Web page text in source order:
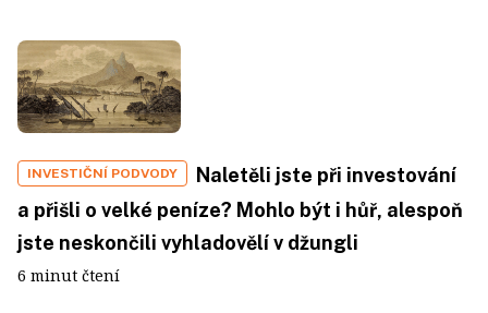
INVESTIČNÍ PODVODY
Naletěli jste při investování
a přišli o velké peníze? Mohlo být i hůř, alespoň
jste neskončili vyhladovělí v džungli
6 minut čtení